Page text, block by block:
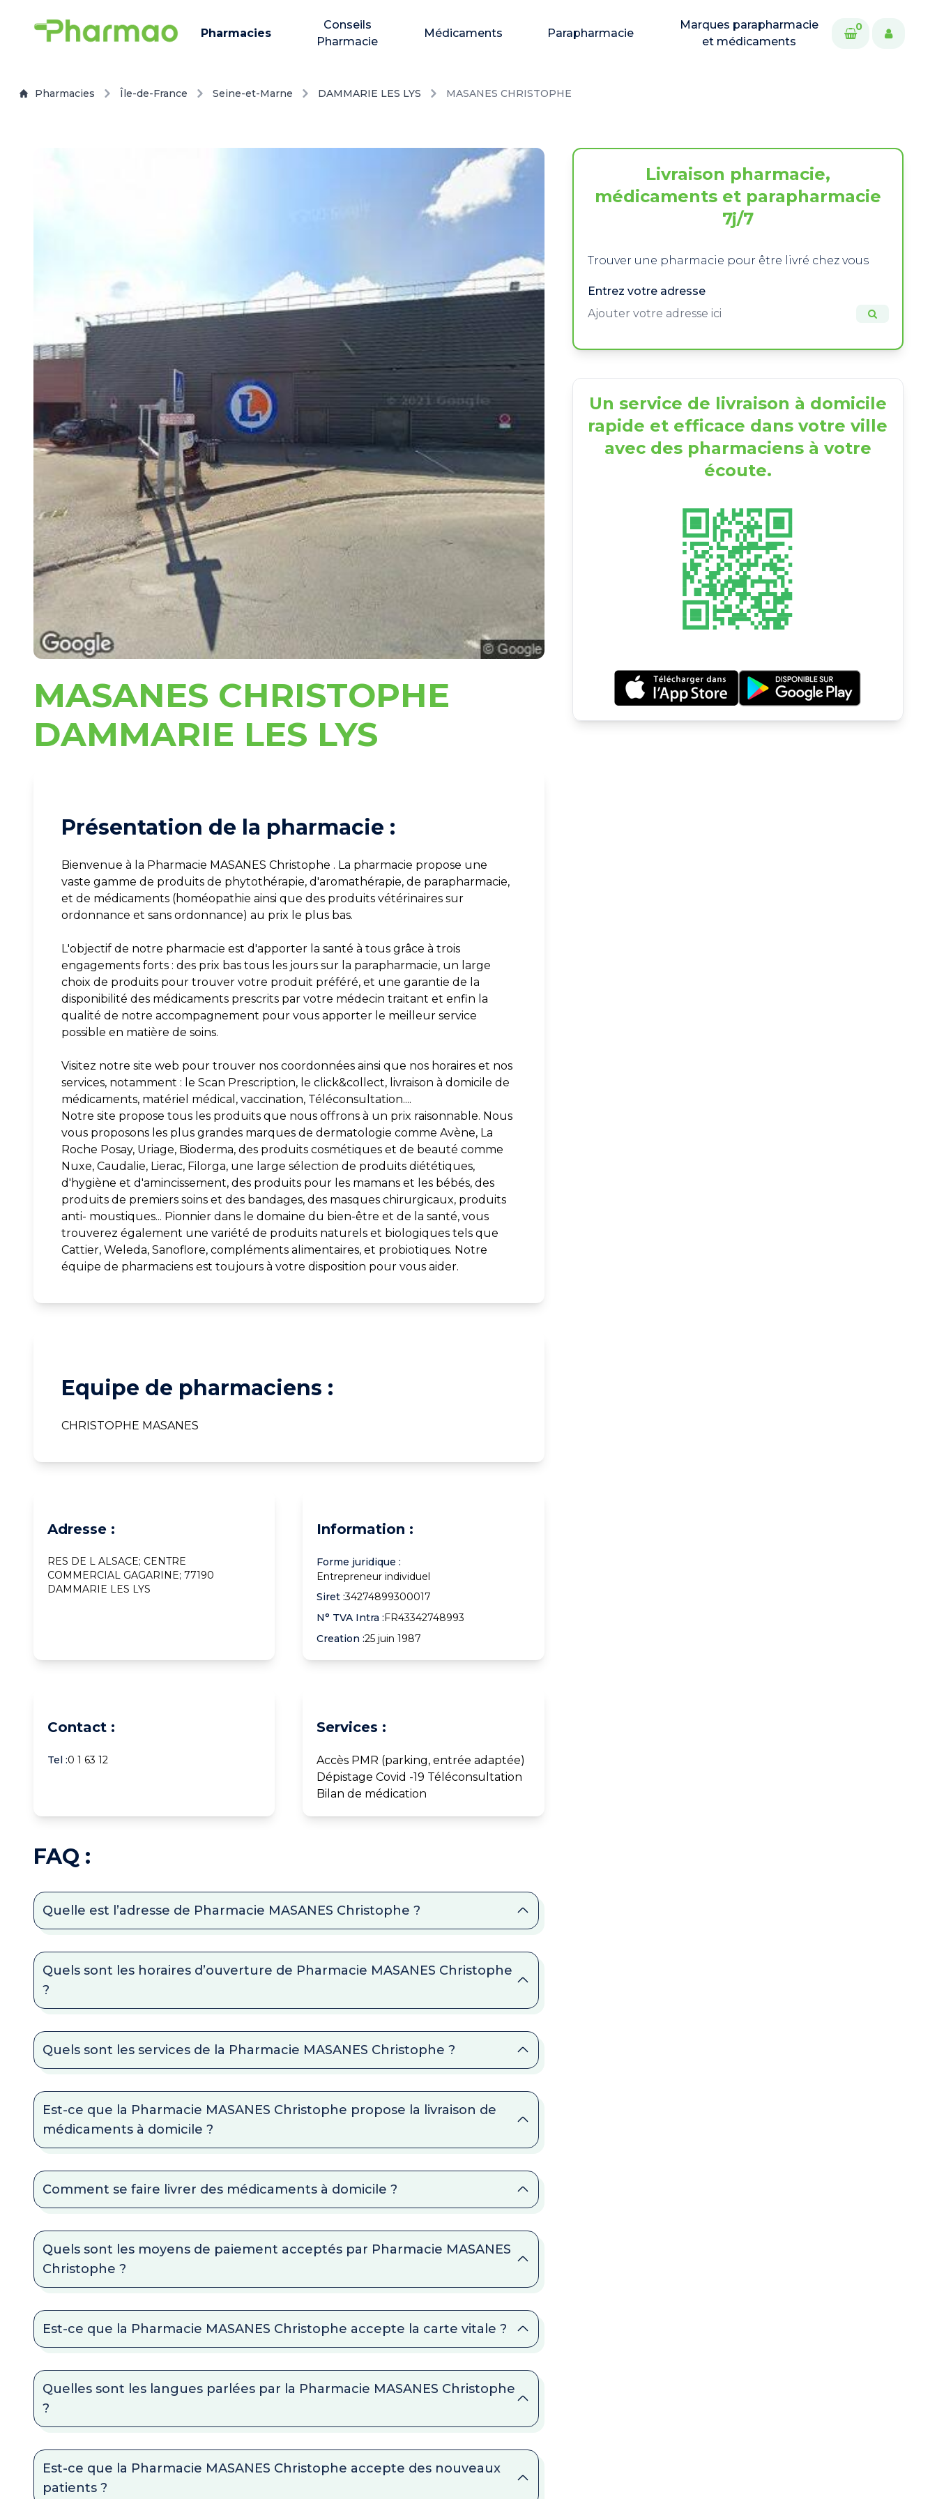
Pharmacies
Conseils
Pharmacie
Médicaments Parapharmacie
Marques parapharmacie
et médicaments
0
Pharmacies Île-de-France Seine-et-Marne DAMMARIE LES LYS MASANES CHRISTOPHE
MASANES CHRISTOPHE
DAMMARIE LES LYS
Présentation de la pharmacie :
Bienvenue à la Pharmacie MASANES Christophe . La pharmacie propose une
vaste gamme de produits de phytothérapie, d'aromathérapie, de parapharmacie,
et de médicaments (homéopathie ainsi que des produits vétérinaires sur
ordonnance et sans ordonnance) au prix le plus bas.
L'objectif de notre pharmacie est d'apporter la santé à tous grâce à trois
engagements forts : des prix bas tous les jours sur la parapharmacie, un large
choix de produits pour trouver votre produit préféré, et une garantie de la
disponibilité des médicaments prescrits par votre médecin traitant et enfin la
qualité de notre accompagnement pour vous apporter le meilleur service
possible en matière de soins.
Visitez notre site web pour trouver nos coordonnées ainsi que nos horaires et nos
services, notamment : le Scan Prescription, le click&collect, livraison à domicile de
médicaments, matériel médical, vaccination, Téléconsultation....
Notre site propose tous les produits que nous offrons à un prix raisonnable. Nous
vous proposons les plus grandes marques de dermatologie comme Avène, La
Roche Posay, Uriage, Bioderma, des produits cosmétiques et de beauté comme
Nuxe, Caudalie, Lierac, Filorga, une large sélection de produits diététiques,
d'hygiène et d'amincissement, des produits pour les mamans et les bébés, des
produits de premiers soins et des bandages, des masques chirurgicaux, produits
anti- moustiques... Pionnier dans le domaine du bien-être et de la santé, vous
trouverez également une variété de produits naturels et biologiques tels que
Cattier, Weleda, Sanoflore, compléments alimentaires, et probiotiques. Notre
équipe de pharmaciens est toujours à votre disposition pour vous aider.
Equipe de pharmaciens :
CHRISTOPHE MASANES
Adresse :
RES DE L ALSACE; CENTRE
COMMERCIAL GAGARINE; 77190
DAMMARIE LES LYS
Information :
Forme juridique :
Entrepreneur individuel
Siret :34274899300017
N° TVA Intra :FR43342748993
Creation :25 juin 1987
Contact :
Tel :0 1 63 12
Services :
Accès PMR (parking, entrée adaptée)
Dépistage Covid -19 Téléconsultation
Bilan de médication
FAQ :
Quelle est l’adresse de Pharmacie MASANES Christophe ?
Quels sont les horaires d’ouverture de Pharmacie MASANES Christophe
?
Quels sont les services de la Pharmacie MASANES Christophe ?
Est-ce que la Pharmacie MASANES Christophe propose la livraison de
médicaments à domicile ?
Comment se faire livrer des médicaments à domicile ?
Quels sont les moyens de paiement acceptés par Pharmacie MASANES
Christophe ?
Est-ce que la Pharmacie MASANES Christophe accepte la carte vitale ?
Quelles sont les langues parlées par la Pharmacie MASANES Christophe
?
Est-ce que la Pharmacie MASANES Christophe accepte des nouveaux
patients ?
Livraison pharmacie,
médicaments et parapharmacie
7j/7
Trouver une pharmacie pour être livré chez vous
Entrez votre adresse
Un service de livraison à domicile
rapide et efficace dans votre ville
avec des pharmaciens à votre
écoute.